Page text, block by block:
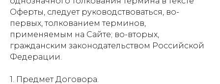
Оферты, следует руководствоваться, во-
первых, толкованием терминов,
применяемым на Сайте; во-вторых,
гражданским законодательством Российской
Федерации.
1. Предмет Договора.